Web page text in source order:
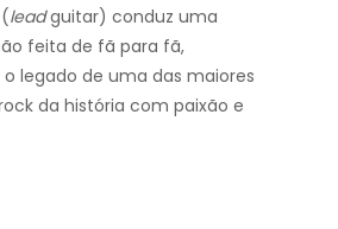
leadguitar) conduz uma
feita de fã para fã,
legado de uma das maiores
da história com paixão e